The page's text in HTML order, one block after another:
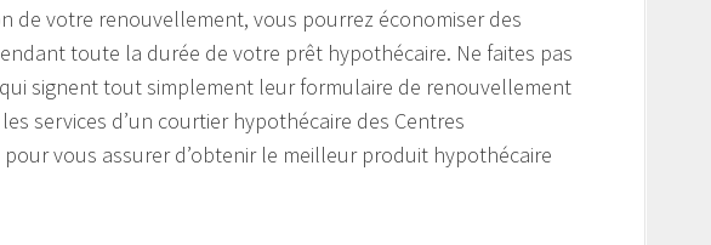
de votre renouvellement, vous pourrez économiser des
toute la durée de votre prêt hypothécaire. Ne faites pas
signent tout simplement leur formulaire de renouvellement
services d’un courtier hypothécaire des Centres
vous assurer d’obtenir le meilleur produit hypothécaire